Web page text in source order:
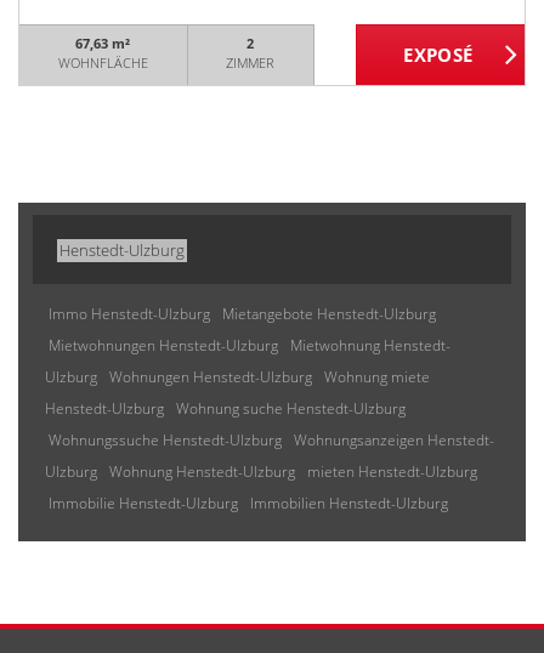
67,63 m²
WOHNFLÄCHE
2
ZIMMER
Henstedt-Ulzburg
Immo Henstedt-Ulzburg
Mietangebote Henstedt-Ulzburg
Mietwohnungen Henstedt-Ulzburg
Mietwohnung Henstedt-
Ulzburg Wohnungen Henstedt-Ulzburg Wohnung miete
Henstedt-Ulzburg Wohnung suche Henstedt-Ulzburg
Wohnungssuche Henstedt-Ulzburg Wohnungsanzeigen Henstedt-
Ulzburg Wohnung Henstedt-Ulzburg
mieten Henstedt-Ulzburg
Immobilie Henstedt-Ulzburg
Immobilien Henstedt-Ulzburg